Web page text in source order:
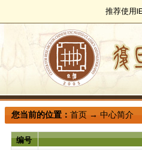
推荐使用
您当前的位置：首页 →中心简介
编号